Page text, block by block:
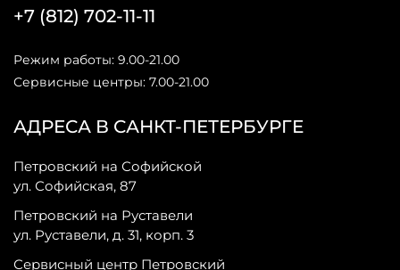
АДРЕСА В САНКТ-ПЕТЕРБУРГЕ
Петровский на Софийской
ул. Софийская, 87
Петровский на Руставели
ул. Руставели, д. 31, корп. 3
Сервисный центр Петровский
+7 (812) 702-11-11
Режим работы: 9.00-21.00
Сервисные центры: 7.00-21.00